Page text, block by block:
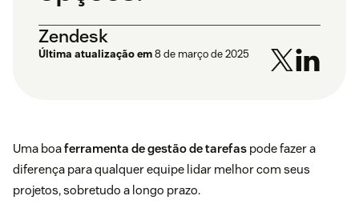
Zendesk
Última atualização em8 de março de 2025
Uma boaferramenta de gestão de tarefas pode fazer a
diferença para qualquer equipe lidar melhor com seus
projetos, sobretudo a longo prazo.